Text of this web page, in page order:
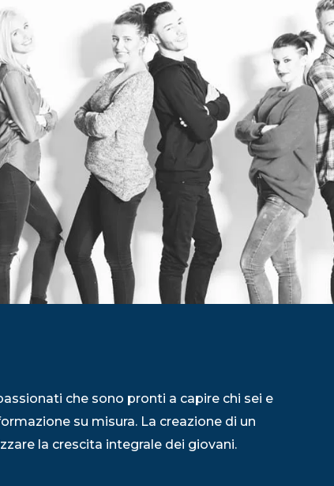
che sono pronti a capire chi sei e
su misura. La creazione di un
la crescita integrale dei giovani.